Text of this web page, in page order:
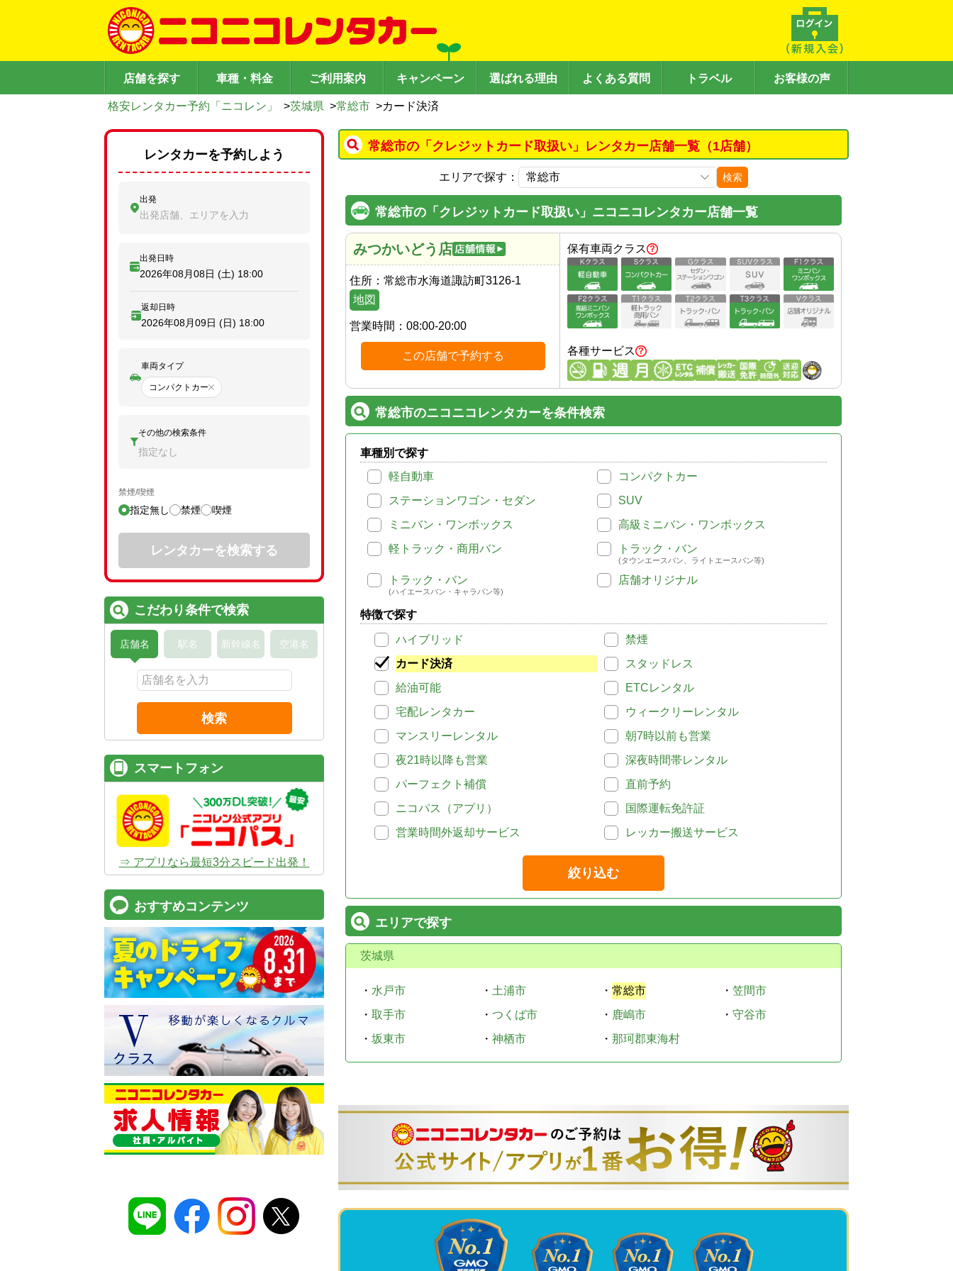
店舗を探す 車種・料金 ご利用案内 キャンペーン 選ばれる理由 よくある質問 トラベル お客様の声
格安レンタカー予約「ニコレン」 >茨城県 >常総市 >カード決済
常総市の「クレジットカード取扱い」レンタカー店舗一覧（1店舗）
エリアで探す： 検索
常総市の「クレジットカード取扱い」ニコニコレンタカー店舗一覧
みつかいどう店
住所： 常総市水海道諏訪町3126-1
地図
営業時間： 08:00-20:00
この店舗で予約する
保有車両クラス
各種サービス
常総市のニコニコレンタカーを条件検索
車種別で探す
軽自動車
コンパクトカー
ステーションワゴン・セダン
SUV
ミニバン・ワンボックス
高級ミニバン・ワンボックス
軽トラック・商用バン
トラック・バン
(タウンエースバン、ライトエースバン等)
トラック・バン
(ハイエースバン・キャラバン等)
店舗オリジナル
特徴で探す
ハイブリッド
禁煙
カード決済
スタッドレス
給油可能
ETCレンタル
宅配レンタカー
ウィークリーレンタル
マンスリーレンタル
朝7時以前も営業
夜21時以降も営業
深夜時間帯レンタル
パーフェクト補償
直前予約
ニコパス（アプリ）
国際運転免許証
営業時間外返却サービス
レッカー搬送サービス
絞り込む
エリアで探す
茨城県
・ 水戸市 ・ 土浦市 ・ 常総市 ・ 笠間市
・ 取手市 ・ つくば市 ・ 鹿嶋市 ・ 守谷市
・ 坂東市 ・ 神栖市 ・ 那珂郡東海村
レンタカーを予約しよう
出発
出発店舗、エリアを入力
出発日時
2026年08月08日 (土) 18:00
返却日時
2026年08月09日 (日) 18:00
車両タイプ
コンパクトカー
その他の検索条件
指定なし
禁煙/喫煙
指定無し 禁煙 喫煙
レンタカーを検索する
こだわり条件で検索
店舗名 駅名 新幹線名 空港名
検索
スマートフォン
⇒ アプリなら最短3分スピード出発！
おすすめコンテンツ